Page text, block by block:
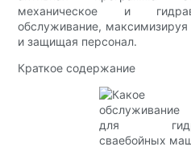
механическое и
обслуживание,
и защищая персонал.
Краткое содержание